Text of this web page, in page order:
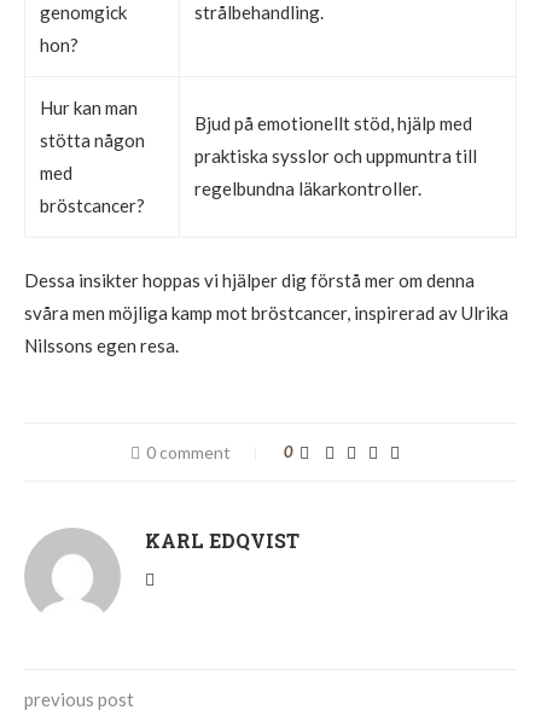
genomgick
hon?
strålbehandling.
Hur kan man
stötta någon
med
bröstcancer?
Bjud på emotionellt stöd, hjälp med
praktiska sysslor och uppmuntra till
regelbundna läkarkontroller.
Dessa insikter hoppas vi hjälper dig förstå mer om denna
svåra men möjliga kamp mot bröstcancer, inspirerad av Ulrika
Nilssons egen resa.
0 comment 0
KARL EDQVIST
previous post